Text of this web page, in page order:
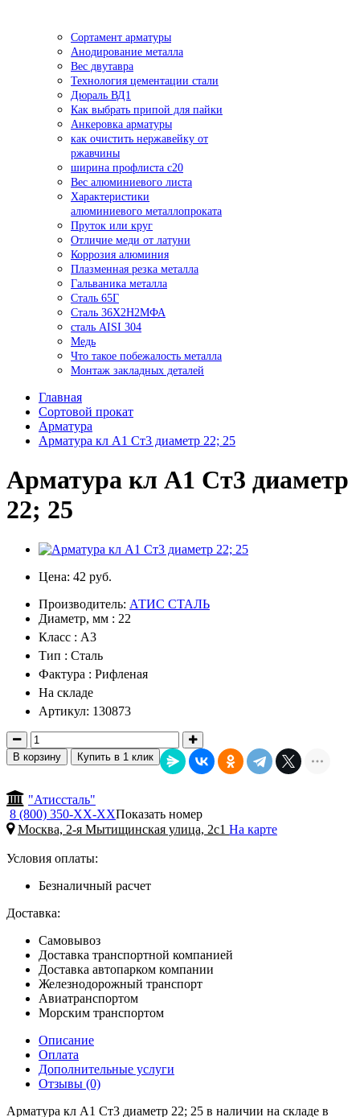
Сортамент арматуры
Анодирование металла
Вес двутавра
Технология цементации стали
Дюраль ВД1
Как выбрать припой для пайки
Анкеровка арматуры
как очистить нержавейку от
ржавчины
ширина профлиста с20
Вес алюминиевого листа
Характеристики
алюминиевого металлопроката
Пруток или круг
Отличие меди от латуни
Коррозия алюминия
Плазменная резка металла
Гальваника металла
Сталь 65Г
Сталь 36Х2Н2МФА
сталь AISI 304
Медь
Что такое побежалость металла
Монтаж закладных деталей
Главная
Сортовой прокат
Арматура
Арматура кл А1 Ст3 диаметр 22; 25
Арматура кл А1 Ст3 диаметр
22; 25
Цена: 42 руб.
Производитель: АТИС СТАЛЬ
Диаметр, мм : 22
Класс : А3
Тип : Сталь
Фактура : Рифленая
На складе
Артикул: 130873
В корзину Купить в 1 клик
"Атиссталь"
8 (800) 350-ХХ-ХХПоказать номер
Москва, 2-я Мытищинская улица, 2с1 На карте
Условия оплаты:
Безналичный расчет
Доставка:
Самовывоз
Доставка транспортной компанией
Доставка автопарком компании
Железнодорожный транспорт
Авиатранспортом
Морским транспортом
Описание
Оплата
Дополнительные услуги
Отзывы (0)
Арматура кл А1 Ст3 диаметр 22; 25 в наличии на складе в